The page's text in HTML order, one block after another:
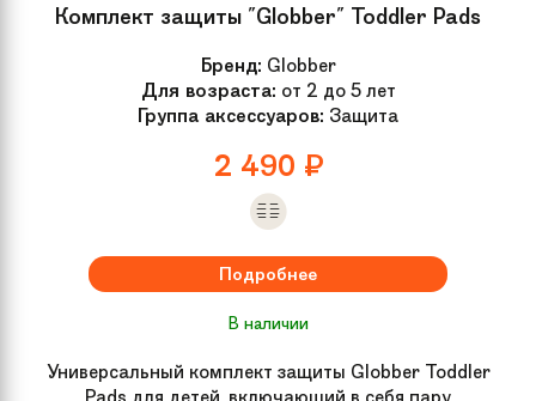
Комплект защиты "Globber" Toddler Pads
Бренд: Globber
Для возраста: от 2 до 5 лет
Группа аксессуаров: Защита
2 490 ₽
Подробнее
В наличии
Универсальный комплект защиты Globber Toddler